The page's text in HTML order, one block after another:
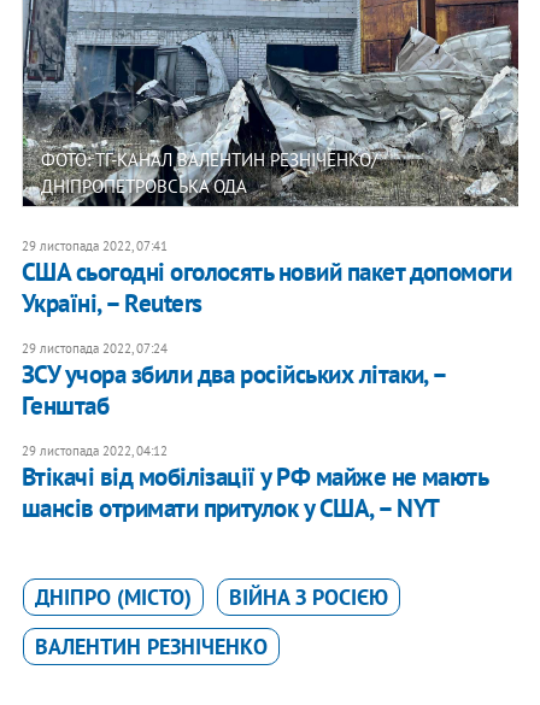
ФОТО: ТГ-КАНАЛ ВАЛЕНТИН РЕЗНІЧЕНКО/
ДНІПРОПЕТРОВСЬКА ОДА
29 листопада 2022, 07:41
США сьогодні оголосять новий пакет допомоги
Україні, – Reuters
29 листопада 2022, 07:24
ЗСУ учора збили два російських літаки, –
Генштаб
29 листопада 2022, 04:12
Втікачі від мобілізації у РФ майже не мають
шансів отримати притулок у США, – NYT
ДНІПРО (МІСТО)
ВІЙНА З РОСІЄЮ
ВАЛЕНТИН РЕЗНІЧЕНКО